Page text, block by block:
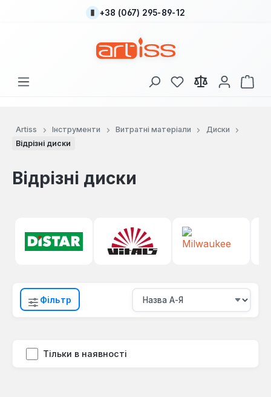
Перейти до основного вмісту
+38 (067) 295-89-12
У вас є 0 у списку
Artiss Інструменти Витратні матеріали
Диски
Відрізні диски
Відрізні диски
Фільтр
Тільки в наявності